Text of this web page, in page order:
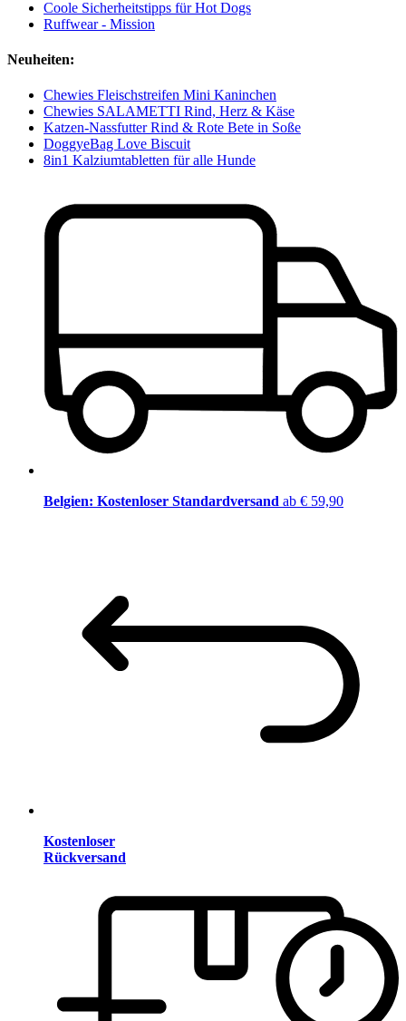
Coole Sicherheitstipps für Hot Dogs
Ruffwear - Mission
Neuheiten:
Chewies Fleischstreifen Mini Kaninchen
Chewies SALAMETTI Rind, Herz & Käse
Katzen-Nassfutter Rind & Rote Bete in Soße
DoggyeBag Love Biscuit
8in1 Kalziumtabletten für alle Hunde
Belgien: Kostenloser Standardversand ab € 59,90
Kostenloser
Rückversand